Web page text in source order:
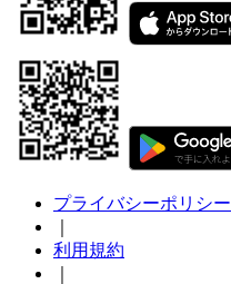
プライバシーポリシー
利用規約